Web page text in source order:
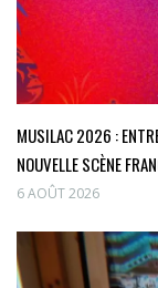
MUSILAC 2026 :
NOUVELLE SCÈNE
6 AOÛT 2026